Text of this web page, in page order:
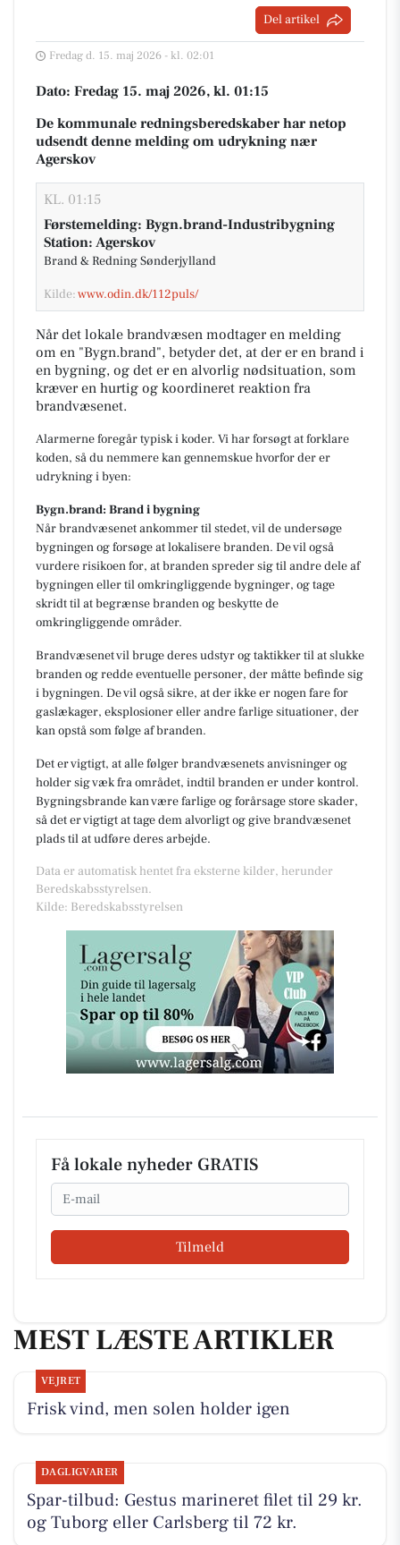
Del artikel
Fredag d. 15. maj 2026 - kl. 02:01
Dato: Fredag 15. maj 2026, kl. 01:15
De kommunale redningsberedskaber har netop
udsendt denne melding om udrykning nær
Agerskov
KL. 01:15
Førstemelding: Bygn.brand-Industribygning
Station: Agerskov
Brand & Redning Sønderjylland
Kilde:www.odin.dk/112puls/
Når det lokale brandvæsen modtager en melding
om en "Bygn.brand", betyder det, at der er en brand i
en bygning, og det er en alvorlig nødsituation, som
kræver en hurtig og koordineret reaktion fra
brandvæsenet.
Alarmerne foregår typisk i koder. Vi har forsøgt at forklare
koden, så du nemmere kan gennemskue hvorfor der er
udrykning i byen:
Bygn.brand: Brand i bygning
Når brandvæsenet ankommer til stedet, vil de undersøge
bygningen og forsøge at lokalisere branden. De vil også
vurdere risikoen for, at branden spreder sig til andre dele af
bygningen eller til omkringliggende bygninger, og tage
skridt til at begrænse branden og beskytte de
omkringliggende områder.
Brandvæsenet vil bruge deres udstyr og taktikker til at slukke
branden og redde eventuelle personer, der måtte befinde sig
i bygningen. De vil også sikre, at der ikke er nogen fare for
gaslækager, eksplosioner eller andre farlige situationer, der
kan opstå som følge af branden.
Det er vigtigt, at alle følger brandvæsenets anvisninger og
holder sig væk fra området, indtil branden er under kontrol.
Bygningsbrande kan være farlige og forårsage store skader,
så det er vigtigt at tage dem alvorligt og give brandvæsenet
plads til at udføre deres arbejde.
Data er automatisk hentet fra eksterne kilder, herunder
Beredskabsstyrelsen.
Kilde: Beredskabsstyrelsen
Få lokale nyheder GRATIS
Email
Tilmeld
MEST LÆSTE ARTIKLER
VEJRET
Frisk vind, men solen holder igen
DAGLIGVARER
Spar-tilbud: Gestus marineret filet til 29 kr.
og Tuborg eller Carlsberg til 72 kr.